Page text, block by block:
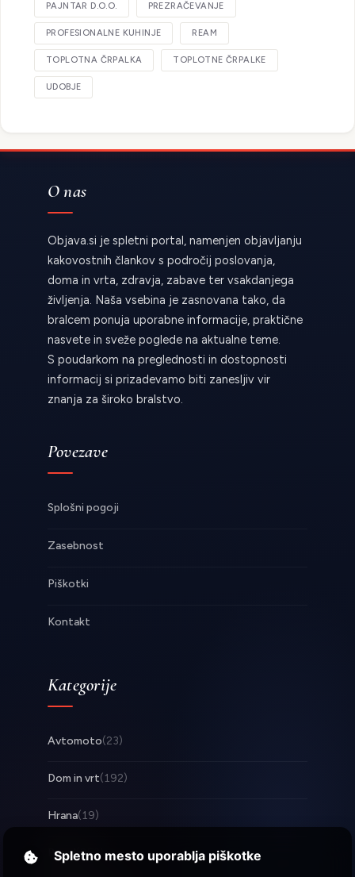
PAJNTAR D.O.O. PREZRAČEVANJE
PROFESIONALNE KUHINJE REAM
TOPLOTNA ČRPALKA TOPLOTNE ČRPALKE
UDOBJE
O nas
Objava.si je spletni portal, namenjen objavljanju
kakovostnih člankov s področij poslovanja,
doma in vrta, zdravja, zabave ter vsakdanjega
življenja. Naša vsebina je zasnovana tako, da
bralcem ponuja uporabne informacije, praktične
nasvete in sveže poglede na aktualne teme.
S poudarkom na preglednosti in dostopnosti
informacij si prizadevamo biti zanesljiv vir
znanja za široko bralstvo.
Povezave
Splošni pogoji
Zasebnost
Piškotki
Kontakt
Kategorije
Avtomoto(23)
Dom in vrt(192)
Hrana(19)
Posel(253)
Spletno mesto uporablja piškotke